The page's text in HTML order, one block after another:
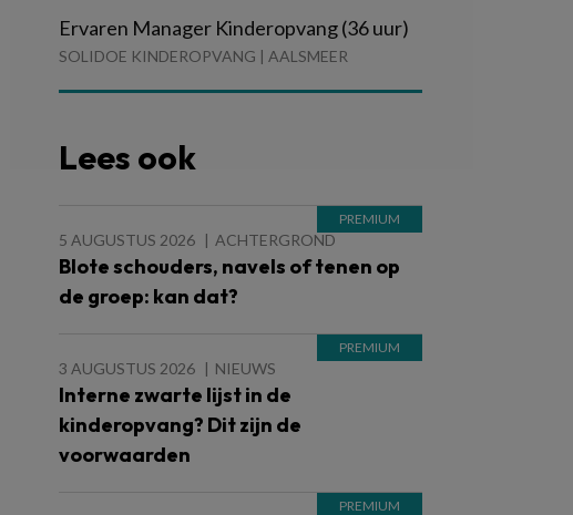
Ervaren Manager Kinderopvang (36 uur)
SOLIDOE KINDEROPVANG | AALSMEER
Lees ook
5 AUGUSTUS 2026 ACHTERGROND
Blote schouders, navels of tenen op
de groep: kan dat?
3 AUGUSTUS 2026 NIEUWS
Interne zwarte lijst in de
kinderopvang? Dit zijn de
voorwaarden